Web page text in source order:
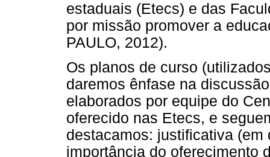
estaduais (Etecs) e das
por missão promover a
PAULO, 2012).
Os planos de curso
daremos ênfase na
elaborados por equipe do
oferecido nas Etecs, e
destacamos: justificativa
importância do oferecimento